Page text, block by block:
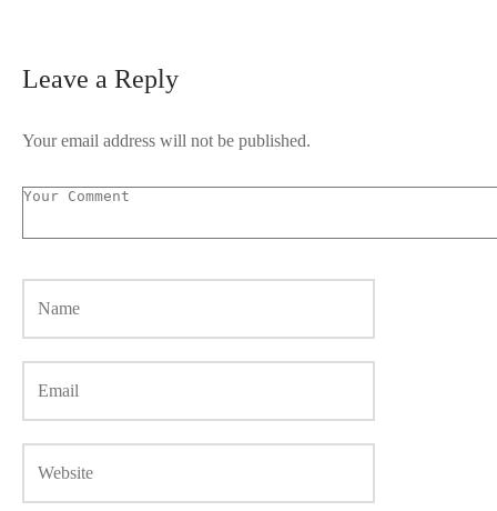
Leave a Reply
Your email address will not be published.